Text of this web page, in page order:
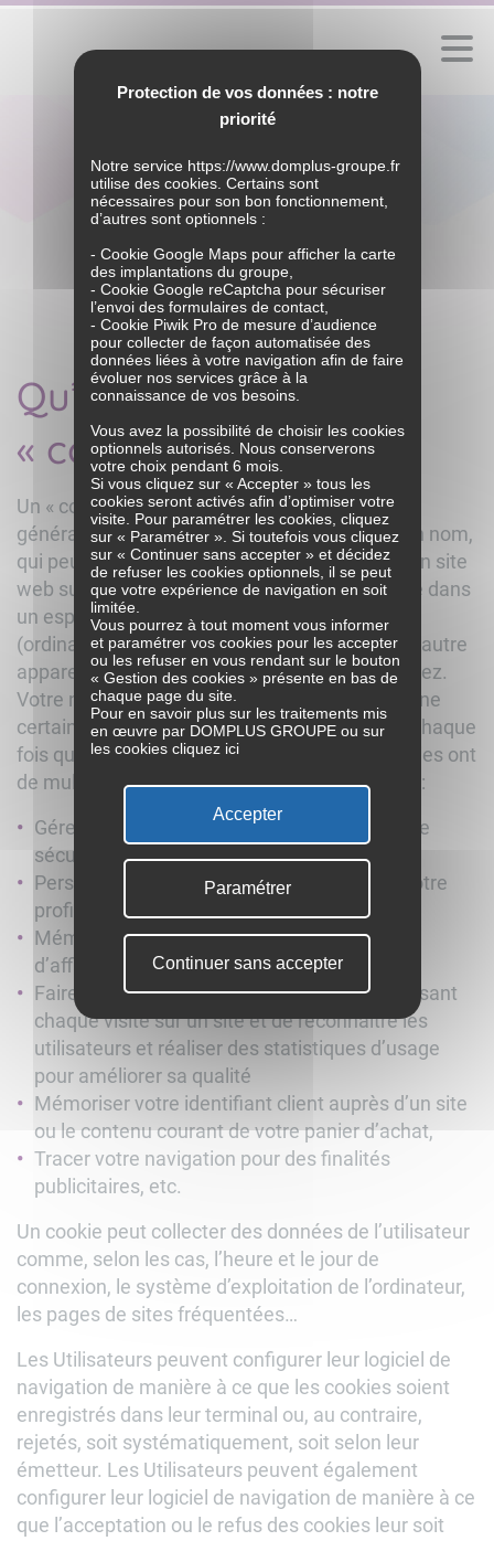
Bien dans
MON QUOTIDIEN
Bien dans
MON ACTIVITÉ
Bien dans
MA SANTÉ
Ensemble
BIEN VIEILLIR
LE GROUPE
Historique
Nos engagements
Notre métier
Nos marques et nos offres
DHOMPLUS
Nos clients et partenaires
NOS IMPLANTATIONS
NOS ACTUALITÉS
Articles et vidéos
Témoignages
Communiqués de presse
Nos événements
NOUS REJOINDRE
CONTACT
01 44 23 05 05
Gestion des
cookies
Qu’est-ce qu’un
« cookie » ?
Un « cookie » est une suite d’informations,
généralement de petite taille et identifié par un nom,
qui peut être transmis à votre navigateur par un site
web sur lequel vous vous connectez et déposé dans
un espace dédié du disque dur du terminal
(ordinateur, tablette, téléphone mobile ou tout autre
appareil optimisé pour Internet) que vous utilisez.
Votre navigateur web le conservera pendant une
certaine durée, et le renverra au serveur web chaque
fois que vous vous y re-connecterez. Les cookies ont
de multiples usages. Ils peuvent permettre de :
Gérer votre session de navigation de manière
sécurisée,
Personnaliser les pages en les adaptant à votre
profil,
Mémoriser vos préférences de paramètres
d’affichage effectués sur un site
Faire des mesures d’audience en comptabilisant
chaque visite sur un site et de reconnaître les
utilisateurs et réaliser des statistiques d’usage
pour améliorer sa qualité
Mémoriser votre identifiant client auprès d’un site
ou le contenu courant de votre panier d’achat,
Tracer votre navigation pour des finalités
publicitaires, etc.
Un cookie peut collecter des données de l’utilisateur
comme, selon les cas, l’heure et le jour de
connexion, le système d’exploitation de l’ordinateur,
les pages de sites fréquentées…
Les Utilisateurs peuvent configurer leur logiciel de
navigation de manière à ce que les cookies soient
enregistrés dans leur terminal ou, au contraire,
rejetés, soit systématiquement, soit selon leur
émetteur. Les Utilisateurs peuvent également
configurer leur logiciel de navigation de manière à ce
que l’acceptation ou le refus des cookies leur soit
Protection de vos données : notre
priorité
Notre service https://www.domplus-groupe.fr
utilise des cookies. Certains sont
nécessaires pour son bon fonctionnement,
d’autres sont optionnels :
- Cookie Google Maps pour afficher la carte
des implantations du groupe,
- Cookie Google reCaptcha pour sécuriser
l’envoi des formulaires de contact,
- Cookie Piwik Pro de mesure d’audience
pour collecter de façon automatisée des
données liées à votre navigation afin de faire
évoluer nos services grâce à la
connaissance de vos besoins.
Vous avez la possibilité de choisir les cookies
optionnels autorisés. Nous conserverons
votre choix pendant 6 mois.
Si vous cliquez sur « Accepter » tous les
cookies seront activés afin d’optimiser votre
visite. Pour paramétrer les cookies, cliquez
sur « Paramétrer ». Si toutefois vous cliquez
sur « Continuer sans accepter » et décidez
de refuser les cookies optionnels, il se peut
que votre expérience de navigation en soit
limitée.
Vous pourrez à tout moment vous informer
et paramétrer vos cookies pour les accepter
ou les refuser en vous rendant sur le bouton
« Gestion des cookies » présente en bas de
chaque page du site.
Pour en savoir plus sur les traitements mis
en œuvre par DOMPLUS GROUPE ou sur
les cookies cliquez ici
Accepter
Continuer sans accepter
Paramétrer